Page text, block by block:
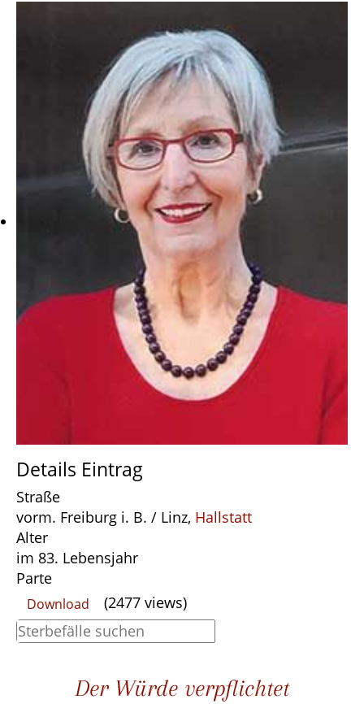
Details Eintrag
Straße
vorm. Freiburg i. B. / Linz, Hallstatt
Alter
im 83. Lebensjahr
Parte
Download (2477 views)
Der Würde verpflichtet